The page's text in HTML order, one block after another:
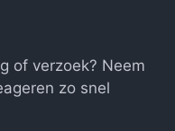
of verzoek? Neem
zo snel